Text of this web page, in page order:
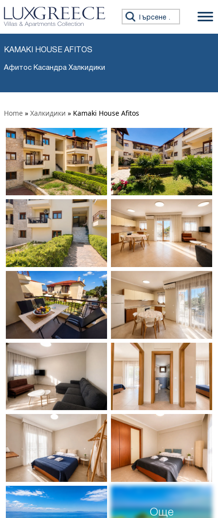
Търсене за:
KAMAKI HOUSE AFITOS
Афитос Касандра Халкидики
Home » Халкидики » Kamaki House Afitos
Още